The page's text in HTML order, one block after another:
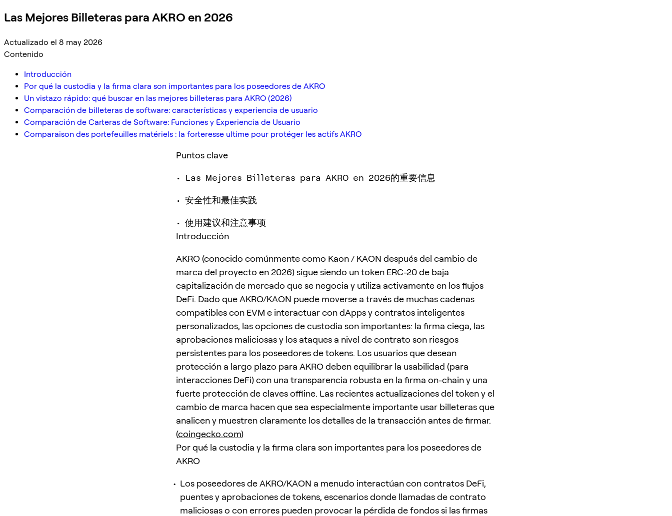
Las Mejores Billeteras para AKRO en 2026
Actualizado el 8 may 2026
Contenido
Introducción
Por qué la custodia y la firma clara son importantes para los poseedores de AKRO
Un vistazo rápido: qué buscar en las mejores billeteras para AKRO (2026)
Comparación de billeteras de software: características y experiencia de usuario
Comparación de Carteras de Software: Funciones y Experiencia de Usuario
Comparaison des portefeuilles matériels : la forteresse ultime pour protéger les actifs AKRO
Puntos clave
• Las Mejores Billeteras para AKRO en 2026的重要信息
• 安全性和最佳实践
• 使用建议和注意事项
Introducción
AKRO (conocido comúnmente como Kaon / KAON después del cambio de
marca del proyecto en 2026) sigue siendo un token ERC-20 de baja
capitalización de mercado que se negocia y utiliza activamente en los flujos
DeFi. Dado que AKRO/KAON puede moverse a través de muchas cadenas
compatibles con EVM e interactuar con dApps y contratos inteligentes
personalizados, las opciones de custodia son importantes: la firma ciega, las
aprobaciones maliciosas y los ataques a nivel de contrato son riesgos
persistentes para los poseedores de tokens. Los usuarios que desean
protección a largo plazo para AKRO deben equilibrar la usabilidad (para
interacciones DeFi) con una transparencia robusta en la firma on-chain y una
fuerte protección de claves offline. Las recientes actualizaciones del token y el
cambio de marca hacen que sea especialmente importante usar billeteras que
analicen y muestren claramente los detalles de la transacción antes de firmar.
(coingecko.com)
Por qué la custodia y la firma clara son importantes para los poseedores de
AKRO
Los poseedores de AKRO/KAON a menudo interactúan con contratos DeFi,
puentes y aprobaciones de tokens, escenarios donde llamadas de contrato
maliciosas o con errores pueden provocar la pérdida de fondos si las firmas